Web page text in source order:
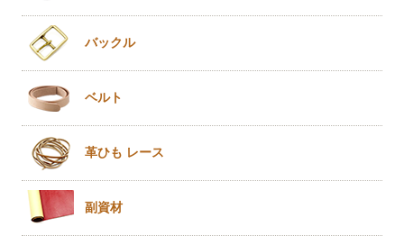
バックル
ベルト
革ひも レース
副資材